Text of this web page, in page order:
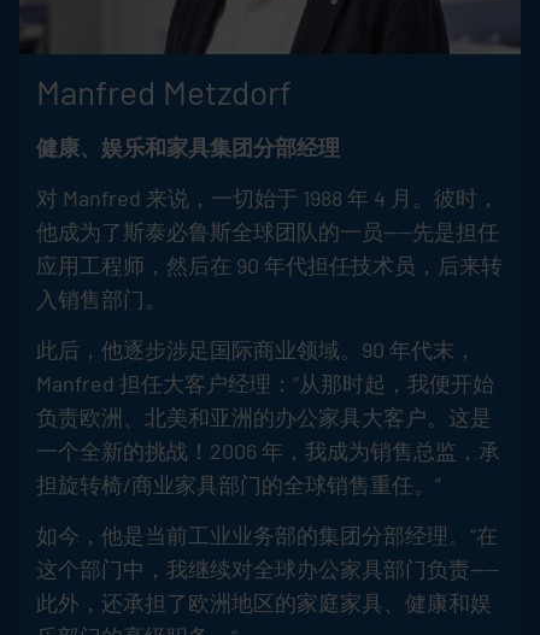
Manfred Metzdorf
健康、娱乐和家具集团分部经理
对 Manfred 来说，一切始于 1988 年 4 月。彼时，
他成为了斯泰必鲁斯全球团队的一员——先是担任
应用工程师，然后在 90 年代担任技术员，后来转
入销售部门。
此后，他逐步涉足国际商业领域。90 年代末，
Manfred 担任大客户经理：“从那时起，我便开始
负责欧洲、北美和亚洲的办公家具大客户。这是
一个全新的挑战！2006 年，我成为销售总监，承
担旋转椅/商业家具部门的全球销售重任。”
如今，他是当前工业业务部的集团分部经理。“在
这个部门中，我继续对全球办公家具部门负责——
此外，还承担了欧洲地区的家庭家具、健康和娱